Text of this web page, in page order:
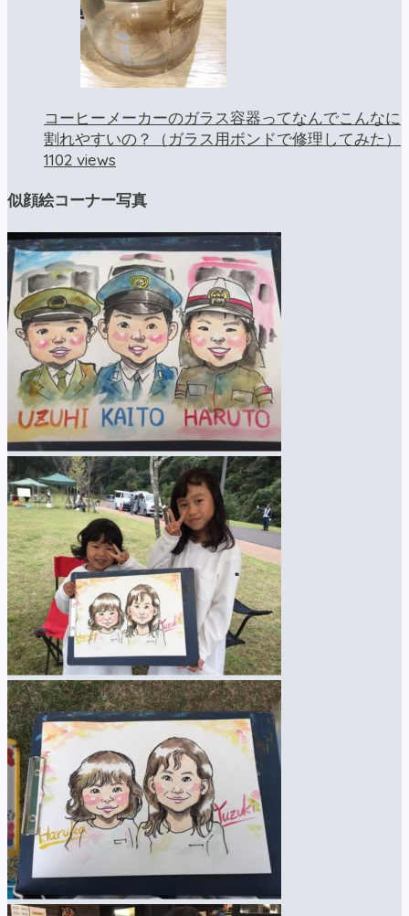
コーヒーメーカーのガラス容器ってなんでこんなに
割れやすいの？（ガラス用ボンドで修理してみた）
1102 views
似顔絵コーナー写真